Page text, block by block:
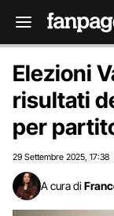
Elezioni
risultati
per
29 Settembre 2025 17:38
A cura di